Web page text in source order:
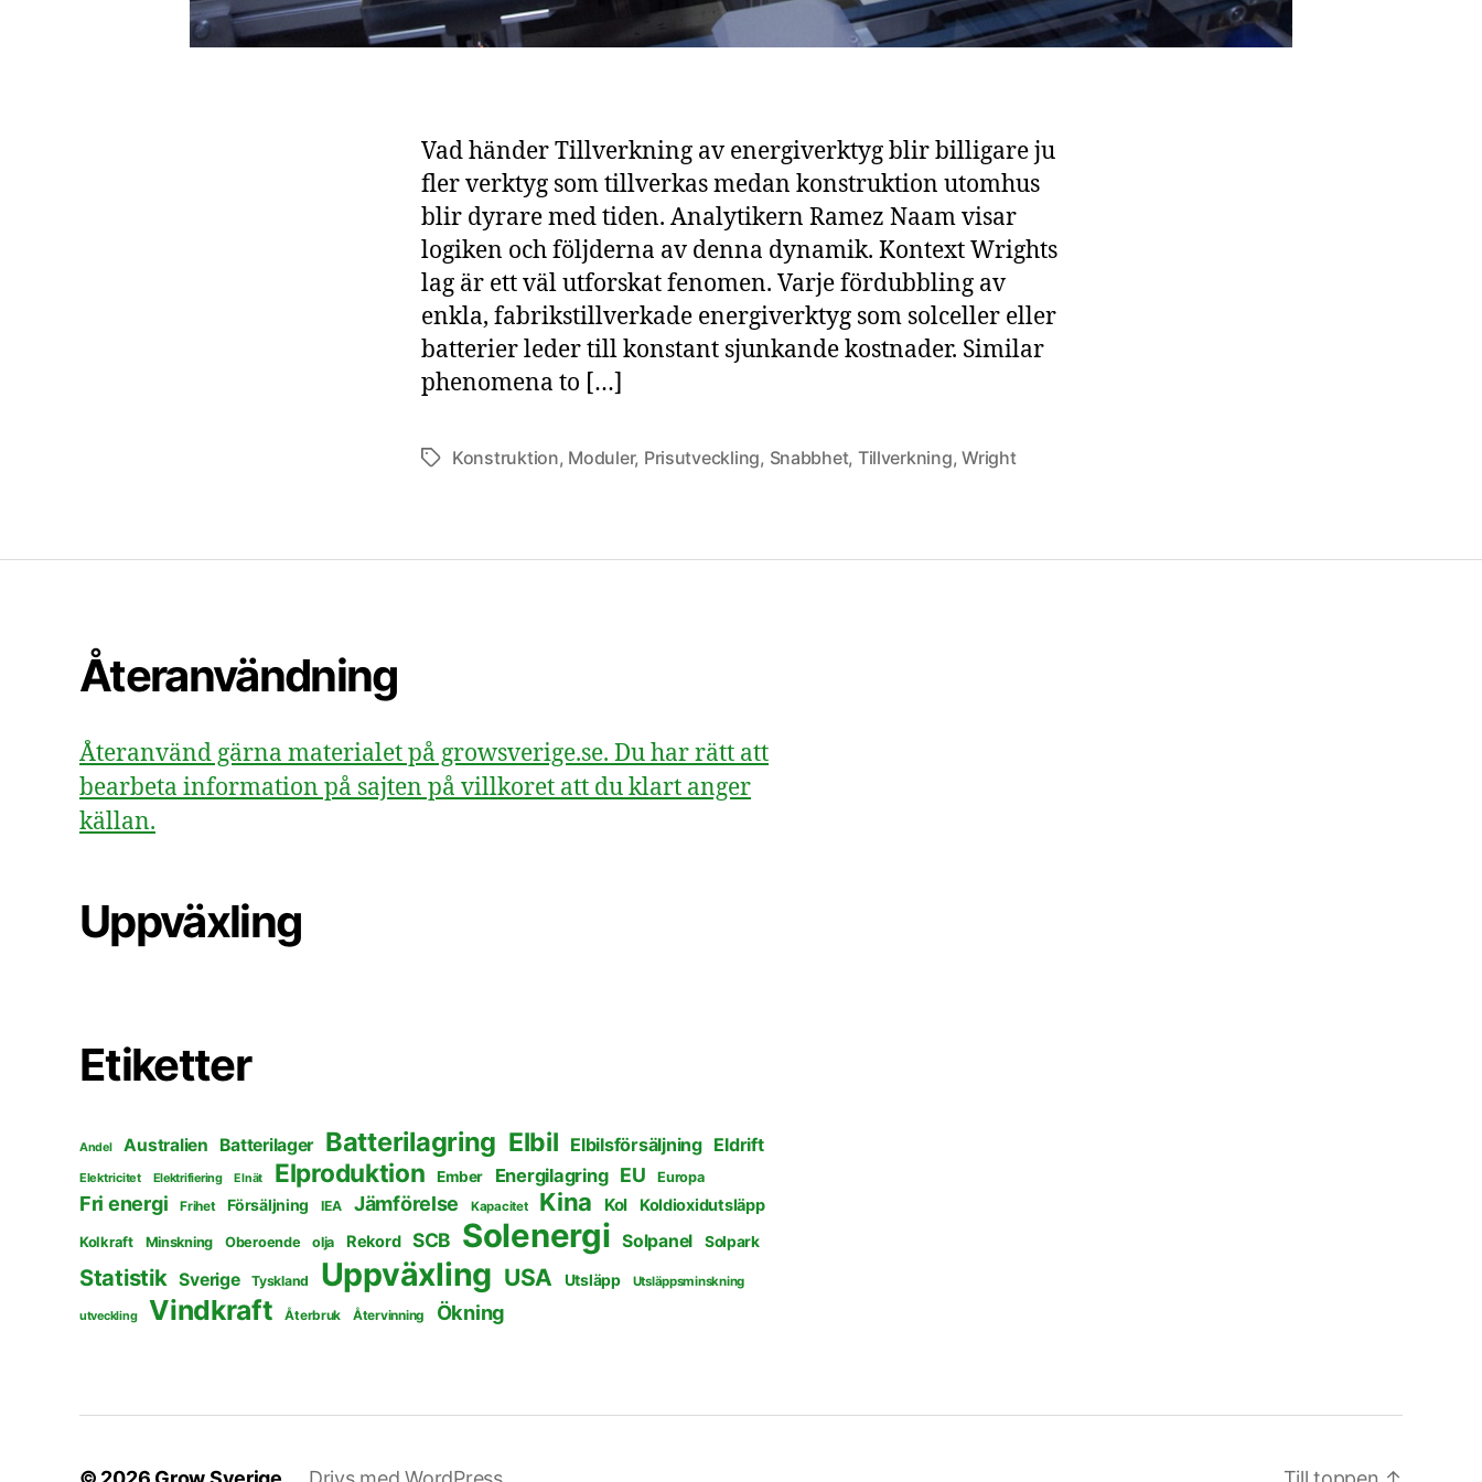
Vad händer Tillverkning av energiverktyg blir billigare ju
fler verktyg som tillverkas medan konstruktion utomhus
blir dyrare med tiden. Analytikern Ramez Naam visar
logiken och följderna av denna dynamik. Kontext Wrights
lag är ett väl utforskat fenomen. Varje fördubbling av
enkla, fabrikstillverkade energiverktyg som solceller eller
batterier leder till konstant sjunkande kostnader. Similar
phenomena to […]
EtiketterKonstruktion, Moduler, Prisutveckling, Snabbhet, Tillverkning,Wright
Återanvändning
Återanvänd gärna materialet på growsverige.se. Du har rätt att
bearbeta information på sajten på villkoret att du klart anger
källan.
Uppväxling
Etiketter
Andel Australien Batterilager Batterilagring Elbil Elbilsförsäljning Eldrift
Elektricitet Elektrifiering Elnät Elproduktion Ember Energilagring EU Europa
Fri energi Frihet Försäljning IEA Jämförelse Kapacitet Kina Kol Koldioxidutsläpp
Kolkraft Minskning Oberoende olja Rekord SCB Solenergi Solpanel Solpark
Statistik Sverige Tyskland Uppväxling USA Utsläpp Utsläppsminskning
utveckling Vindkraft Återbruk Återvinning Ökning